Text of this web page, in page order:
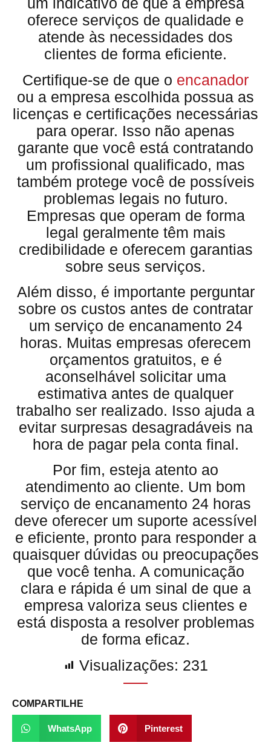
oferece serviços de qualidade e
atende às necessidades dos
clientes de forma eficiente.
Certifique-se de que o encanador
ou a empresa escolhida possua as
licenças e certificações necessárias
para operar. Isso não apenas
garante que você está contratando
um profissional qualificado, mas
também protege você de possíveis
problemas legais no futuro.
Empresas que operam de forma
legal geralmente têm mais
credibilidade e oferecem garantias
sobre seus serviços.
Além disso, é importante perguntar
sobre os custos antes de contratar
um serviço de encanamento 24
horas. Muitas empresas oferecem
orçamentos gratuitos, e é
aconselhável solicitar uma
estimativa antes de qualquer
trabalho ser realizado. Isso ajuda a
evitar surpresas desagradáveis na
hora de pagar pela conta final.
Por fim, esteja atento ao
atendimento ao cliente. Um bom
serviço de encanamento 24 horas
deve oferecer um suporte acessível
e eficiente, pronto para responder a
quaisquer dúvidas ou preocupações
que você tenha. A comunicação
clara e rápida é um sinal de que a
empresa valoriza seus clientes e
está disposta a resolver problemas
de forma eficaz.
Visualizações: 231
COMPARTILHE
WhatsApp Pinterest